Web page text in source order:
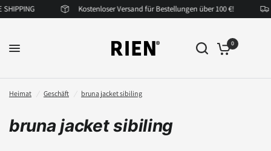
Kostenloser Versand für Bestellungen über 100 €!
0
Heimat / Geschäft / bruna jacket sibiling
bruna jacket sibiling